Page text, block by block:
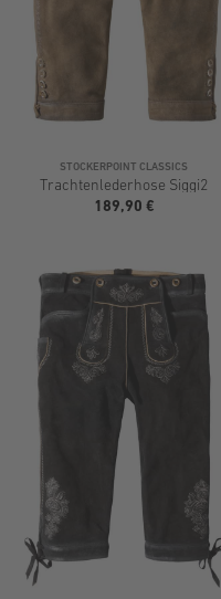
STOCKERPOINT CLASSICS
Trachtenlederhose Siggi2
189,90 €